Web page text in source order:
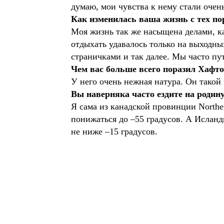
думаю, мои чувства к нему стали
Как изменилась ваша жизнь с тех
Моя жизнь так же насыщена делами,
отдыхать удавалось только на
страничками и так далее. Мы часто
Чем вас больше всего поразил
У него очень нежная натура. Он
Вы наверняка часто ездите на
Я сама из канадской провинции
понижаться до –55 градусов. А
не ниже –15 градусов.